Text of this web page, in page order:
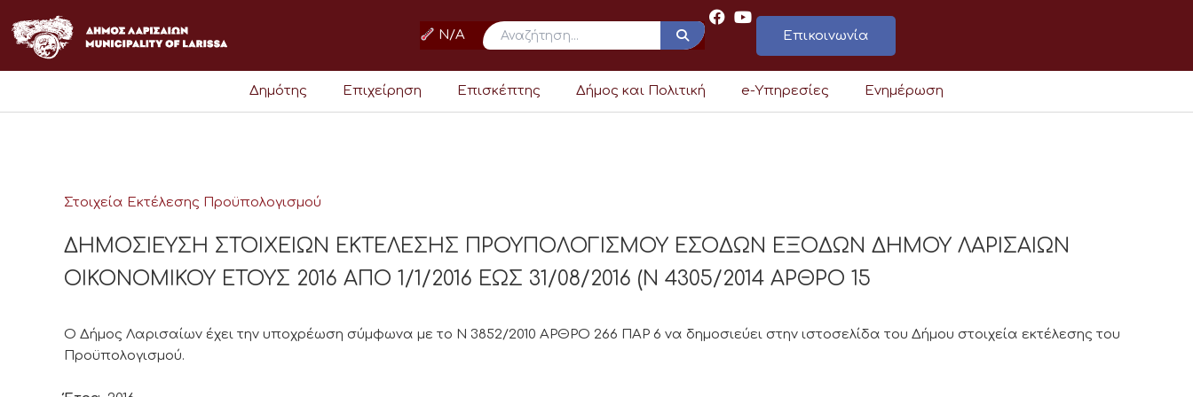
στο
περιεχόμενο
N/A Επικοινωνία
Δημότης Επιχείρηση Επισκέπτης Δήμος και Πολιτική e-Υπηρεσίες Ενημέρωση
Στοιχεία Εκτέλεσης Προϋπολογισμού
ΔΗΜΟΣΙΕΥΣΗ ΣΤΟΙΧΕΙΩΝ ΕΚΤΕΛΕΣΗΣ ΠΡΟΥΠΟΛΟΓΙΣΜΟΥ ΕΣΟΔΩΝ ΕΞΟΔΩΝ ΔΗΜΟΥ ΛΑΡΙΣΑΙΩΝ
ΟΙΚΟΝΟΜΙΚΟΥ ΕΤΟΥΣ 2016 ΑΠΟ 1/1/2016 ΕΩΣ 31/08/2016 (Ν 4305/2014 ΑΡΘΡΟ 15
Ο Δήμος Λαρισαίων έχει την υποχρέωση σύμφωνα με το Ν 3852/2010 ΑΡΘΡΟ 266 ΠΑΡ 6 να δημοσιεύει στην ιστοσελίδα του Δήμου στοιχεία εκτέλεσης του
Προϋπολογισμού.